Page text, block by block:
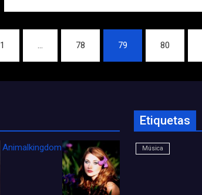
1 … 78 79 80
Animalkingdom_FichaCine
Etiquetas
Música